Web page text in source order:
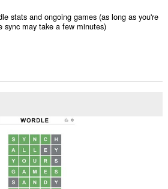
stats and ongoing games (as long as you're
sync may take a few minutes)